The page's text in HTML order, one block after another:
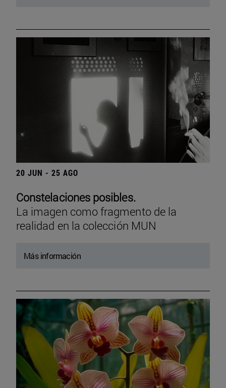
20 JUN - 25 AGO
Constelaciones posibles.
La imagen como fragmento de la
realidad en la colección MUN
Más información